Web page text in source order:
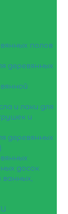
полов
деревянных
и лаки для
и
деревянных
досок
ванных,